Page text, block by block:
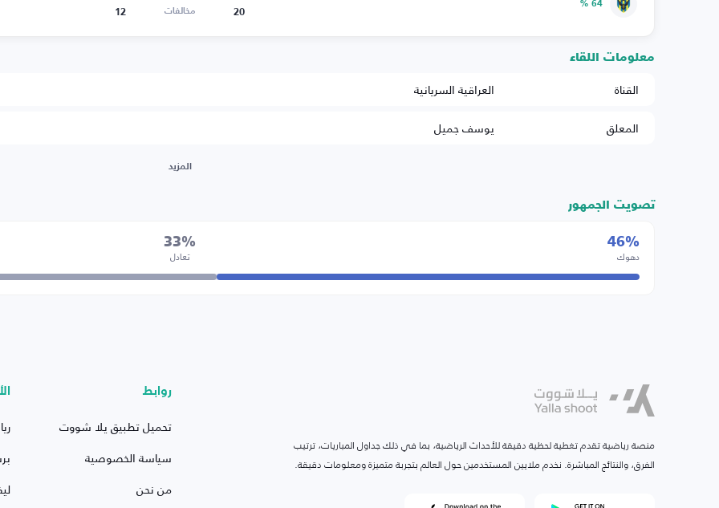
64 %
20
مخالفات 12
معلومات اللقاء
القناة
العراقية السريانية
المعلق
يوسف جميل
المزيد
تصويت الجمهور
46%
دهوك
33%
تعادل
منصة رياضية تقدم تغطية لحظية دقيقة للأحداث الرياضية، بما في ذلك جداول المباريات، ترتيب
الفرق، والنتائج المباشرة. نخدم ملايين المستخدمين حول العالم بتجربة متميزة ومعلومات دقيقة.
روابط
تحميل تطبيق يلا شووت
سياسة الخصوصية
من نحن